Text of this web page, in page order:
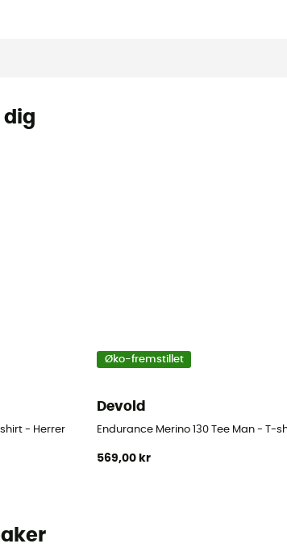
dig
- Herrer
Øko-fremstillet
Devold
Endurance Merino 130 Tee Man - T-
569,00 kr